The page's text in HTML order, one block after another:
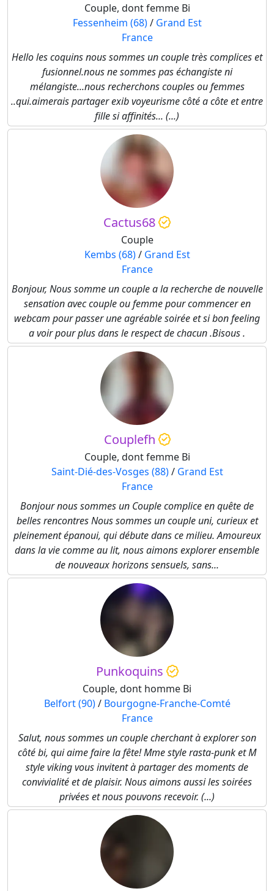
Couple, dont femme Bi
Fessenheim (68)/ Grand Est
France
Hello les coquins nous sommes un couple très complices et
fusionnel.nous ne sommes pas échangiste ni
mélangiste...nous recherchons couples ou femmes
..qui.aimerais partager exib voyeurisme côté a côte et entre
fille si affinités... (...)
Cactus68
Couple
Kembs (68)/ Grand Est
France
Bonjour, Nous somme un couple a la recherche de nouvelle
sensation avec couple ou femme pour commencer en
webcam pour passer une agréable soirée et si bon feeling
a voir pour plus dans le respect de chacun .Bisous .
Couplefh
Couple, dont femme Bi
Saint-Dié-des-Vosges (88)/ Grand Est
France
Bonjour nous sommes un Couple complice en quête de
belles rencontres Nous sommes un couple uni, curieux et
pleinement épanoui, qui débute dans ce milieu. Amoureux
dans la vie comme au lit, nous aimons explorer ensemble
de nouveaux horizons sensuels, sans...
Punkoquins
Couple, dont homme Bi
Belfort (90)/ Bourgogne-Franche-Comté
France
Salut, nous sommes un couple cherchant à explorer son
côté bi, qui aime faire la fête! Mme style rasta-punk et M
style viking vous invitent à partager des moments de
convivialité et de plaisir. Nous aimons aussi les soirées
privées et nous pouvons recevoir. (...)